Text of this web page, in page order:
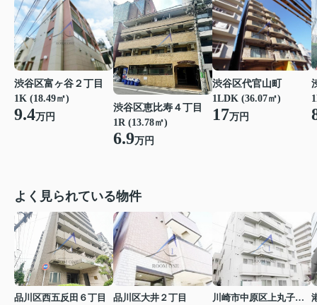
渋谷区富ヶ谷２丁目
1K (18.49㎡)
9.4万円
渋谷区恵比寿４丁目
1R (13.78㎡)
6.9万円
渋谷区代官山町
1LDK (36.07㎡)
17万円
よく見られている物件
品川区西五反田６丁目
品川区大井２丁目
川崎市中原区上丸子八幡町